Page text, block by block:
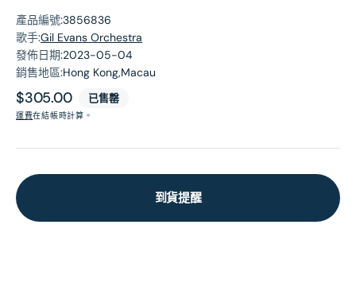
產品編號:3856836
歌手:Gil Evans Orchestra
發佈日期:2023-05-04
銷售地區:Hong Kong,Macau
原
價
$305.00 已售罄
運費在結帳時計算。
到貨提醒